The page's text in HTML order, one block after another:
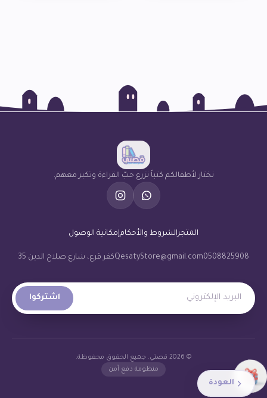
العودة
نختار لأطفالكم كتباً تزرع حبّ القراءة وتكبر معهم.
المتجرالشروط والأحكامإمكانية الوصول
0508825908
QesatyStore@gmail.comكفر قرع، شارع صلاح الدين 35
البريد الإلكتروني
اشتركوا
© 2026 قصتي. جميع الحقوق محفوظة.
منظومة دفع آمن